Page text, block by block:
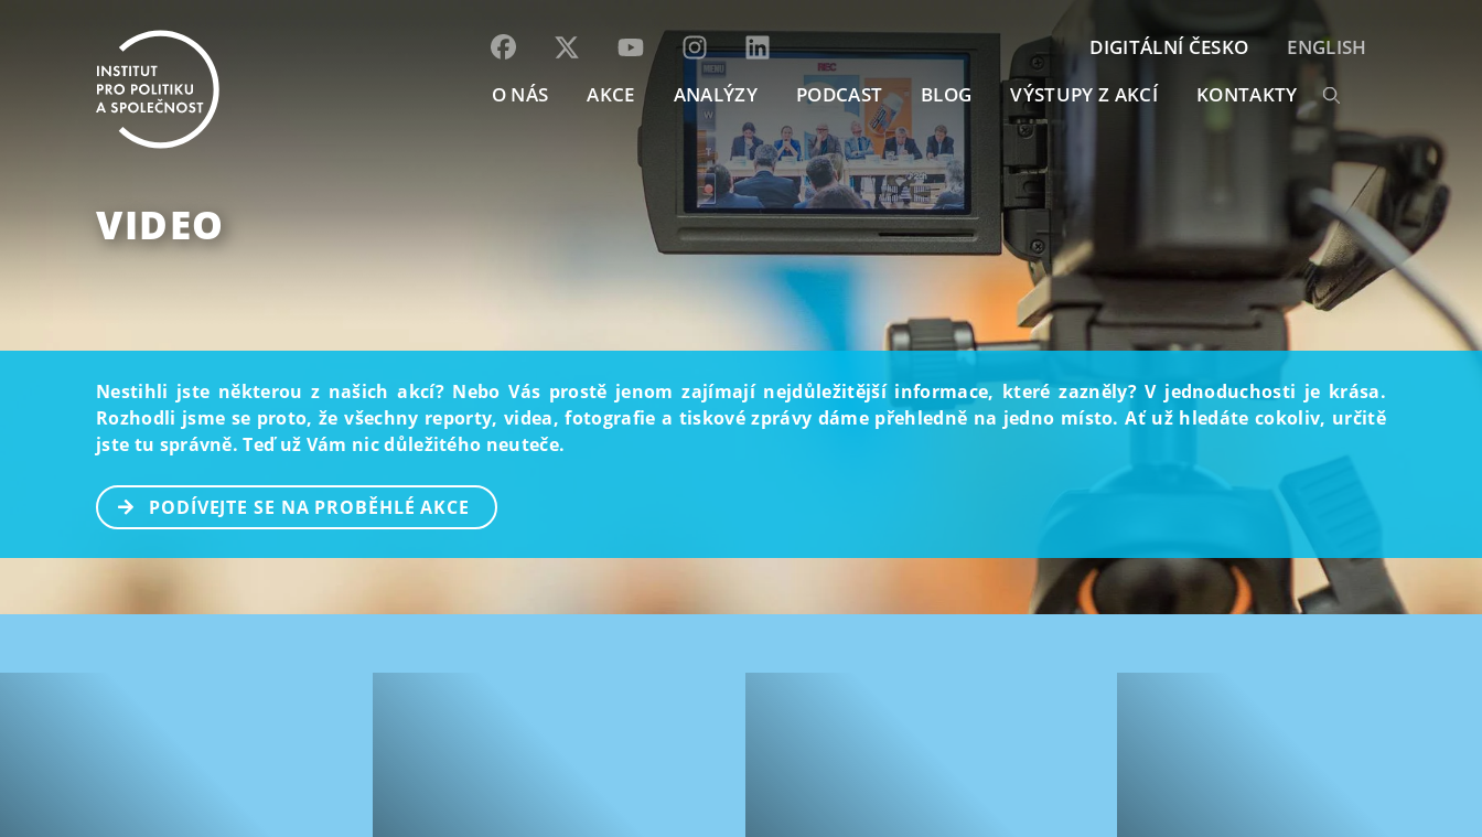
O NÁS AKCE ANALÝZY PODCAST BLOG VÝSTUPY Z AKCÍ KONTAKTY
DIGITÁLNÍ ČESKO ENGLISH
VIDEO
Nestihli jste některou z našich akcí? Nebo Vás prostě jenom zajímají nejdůležitější informace, které zazněly? V jednoduchosti je krása.
Rozhodli jsme se proto, že všechny reporty, videa, fotografie a tiskové zprávy dáme přehledně na jedno místo. Ať už hledáte cokoliv, určitě
jste tu správně. Teď už Vám nic důležitého neuteče.
PODÍVEJTE SE NA PROBĚHLÉ AKCE